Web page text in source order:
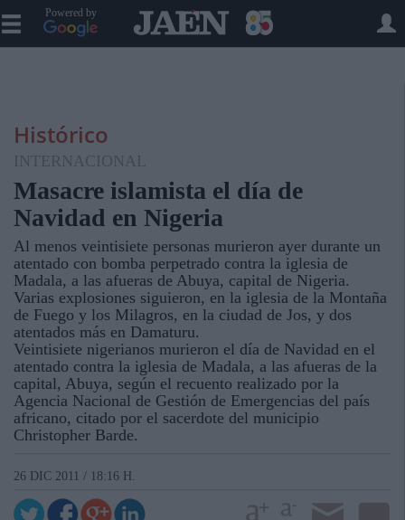
Powered by
Histórico
INTERNACIONAL
Masacre islamista el día de
Navidad en Nigeria
Al menos veintisiete personas murieron ayer durante un
atentado con bomba perpetrado contra la iglesia de
Madala, a las afueras de Abuya, capital de Nigeria.
Varias explosiones siguieron, en la iglesia de la Montaña
de Fuego y los Milagros, en la ciudad de Jos, y dos
atentados más en Damaturu.
Veintisiete nigerianos murieron el día de Navidad en el
atentado contra la iglesia de Madala, a las afueras de la
capital, Abuya, según el recuento realizado por la
Agencia Nacional de Gestión de Emergencias del país
africano, citado por el sacerdote del municipio
Christopher Barde.
26 DIC 2011 / 18:16 H.